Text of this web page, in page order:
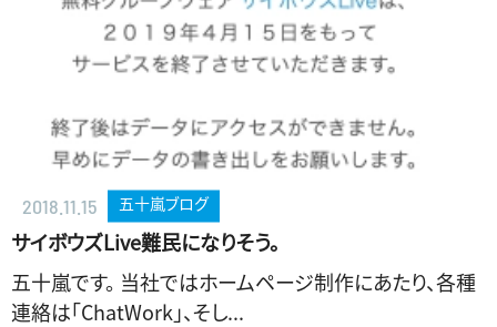
2018.11.15 五十嵐ブログ
サイボウズLive難民になりそう。
五十嵐です。 当社ではホームページ制作にあたり、各種
連絡は「ChatWork」、そし...